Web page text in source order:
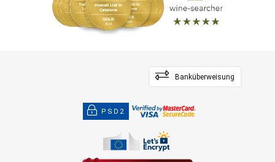
Banküberweisung
PSD2